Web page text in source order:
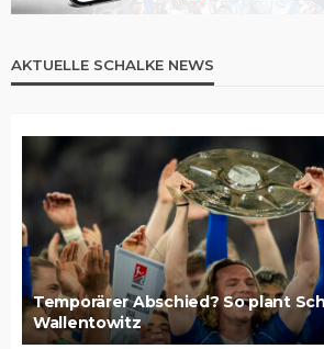
AKTUELLE SCHALKE NEWS
Temporärer Abschied? So plant
Wallentowitz